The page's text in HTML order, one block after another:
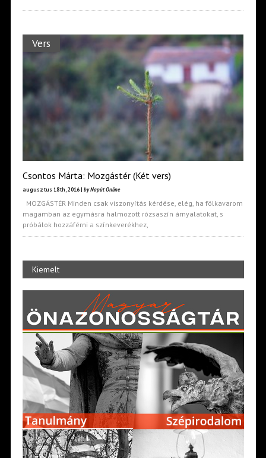
Vers
Csontos Márta: Mozgástér (Két vers)
augusztus 18th, 2016 | by Napút Online
MOZGÁSTÉR Minden csak viszonyítás kérdése, elég, ha fölkavarom
magamban az egymásra halmozott rózsaszín árnyalatokat, s
próbálok hozzáférni a színkeverékhez,
Kiemelt